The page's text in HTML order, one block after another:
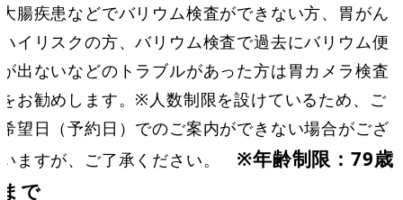
大腸疾患などでバリウム検査ができない方、胃がん
ハイリスクの方、バリウム検査で過去にバリウム便
が出ないなどのトラブルがあった方は胃カメラ検査
をお勧めします。※人数制限を設けているため、ご
希望日（予約日）でのご案内ができない場合がござ
いますが、ご了承ください。 ※年齢制限：79歳
まで